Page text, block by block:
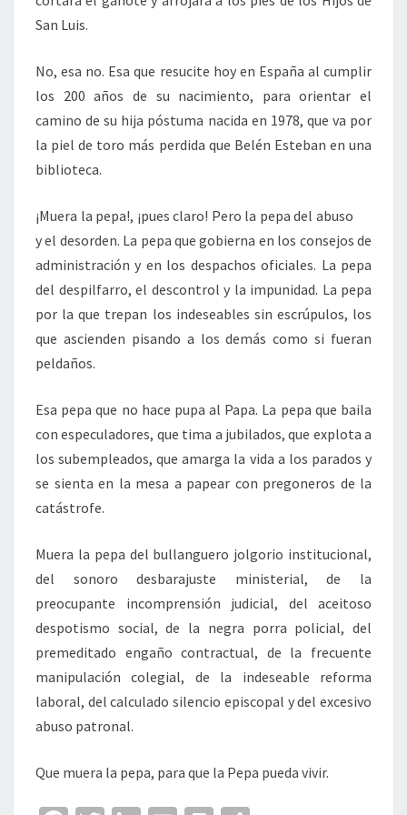
San Luis.
No, esa no. Esa que resucite hoy en España al cumplir
los 200 años de su nacimiento, para orientar el
camino de su hija póstuma nacida en 1978, que va por
la piel de toro más perdida que Belén Esteban en una
biblioteca.
¡Muera la pepa!, ¡pues claro! Pero la pepa del abuso
y el desorden. La pepa que gobierna en los consejos de
administración y en los despachos oficiales. La pepa
del despilfarro, el descontrol y la impunidad. La pepa
por la que trepan los indeseables sin escrúpulos, los
que ascienden pisando a los demás como si fueran
peldaños.
Esa pepa que no hace pupa al Papa. La pepa que baila
con especuladores, que tima a jubilados, que explota a
los subempleados, que amarga la vida a los parados y
se sienta en la mesa a papear con pregoneros de la
catástrofe.
Muera la pepa del bullanguero jolgorio institucional,
del sonoro desbarajuste ministerial, de la
preocupante incomprensión judicial, del aceitoso
despotismo social, de la negra porra policial, del
premeditado engaño contractual, de la frecuente
manipulación colegial, de la indeseable reforma
laboral, del calculado silencio episcopal y del excesivo
abuso patronal.
Que muera la pepa, para que la Pepa pueda vivir.